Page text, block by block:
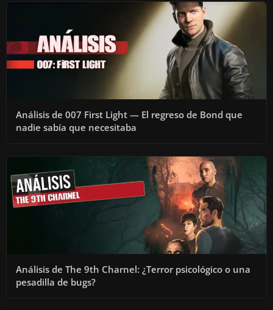
Análisis de 007 First Light — El regreso de Bond que
nadie sabía que necesitaba
Análisis de The 9th Charnel: ¿Terror psicológico o una
pesadilla de bugs?